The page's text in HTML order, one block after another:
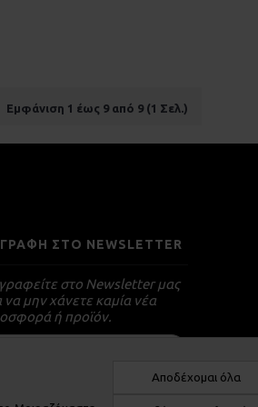
Εμφάνιση 1 έως 9 από 9 (1 Σελ.)
ΣΤΟ NEWSLETTER
στο Newsletter μας
να μην χάνετε καμία νέα
ή προϊόν.
Αποδέχομαι όλα